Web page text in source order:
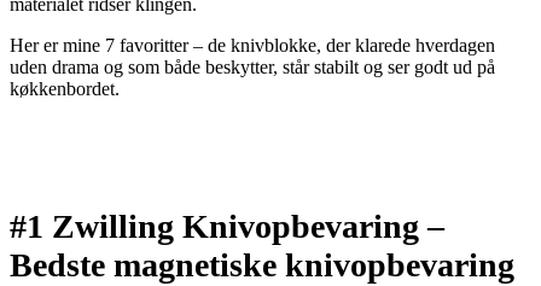
Her er mine 7 favoritter – de knivblokke, der klarede hverdagen
uden drama og som både beskytter, står stabilt og ser godt ud på
køkkenbordet.
#1 Zwilling Knivopbevaring –
Bedste magnetiske knivopbevaring